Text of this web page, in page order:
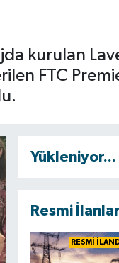
kurulan
FTC
Yükleniyor...
Resmi İlanlar
RESMİ